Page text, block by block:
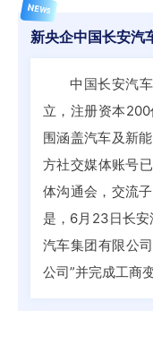
NEWS
新央企中国长安汽
中国长安汽
立，注册资本
围涵盖汽车及新
方社交媒体账号
体沟通会，交流
是，6月23日长安
汽车集团有限公
公司”并完成工商变